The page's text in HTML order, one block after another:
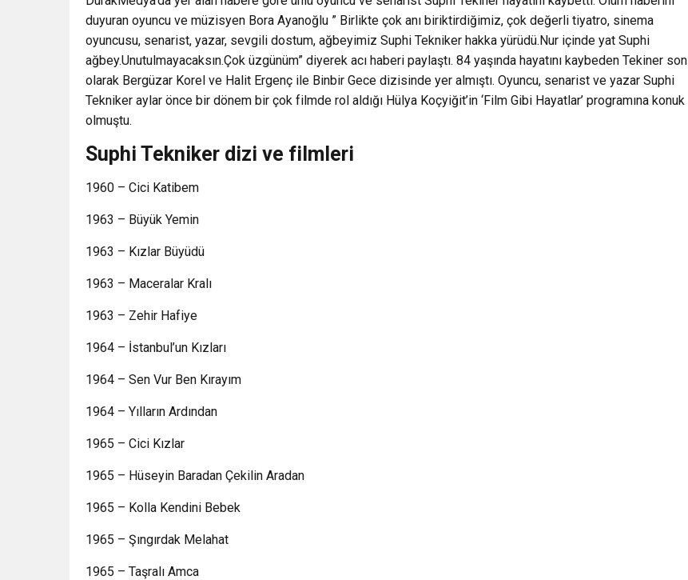
duyuran oyuncu ve müzisyen Bora Ayanoğlu ” Birlikte çok anı biriktirdiğimiz, çok değerli tiyatro, sinema
oyuncusu, senarist, yazar, sevgili dostum, ağbeyimiz Suphi Tekniker hakka yürüdü.Nur içinde yat Suphi
ağbey.Unutulmayacaksın.Çok üzgünüm” diyerek acı haberi paylaştı. 84 yaşında hayatını kaybeden Tekiner son
olarak Bergüzar Korel ve Halit Ergenç ile Binbir Gece dizisinde yer almıştı. Oyuncu, senarist ve yazar Suphi
Tekniker aylar önce bir dönem bir çok filmde rol aldığı Hülya Koçyiğit’in ‘Film Gibi Hayatlar’ programına konuk
olmuştu.
Suphi Tekniker dizi ve filmleri
1960 – Cici Katibem
1963 – Büyük Yemin
1963 – Kızlar Büyüdü
1963 – Maceralar Kralı
1963 – Zehir Hafiye
1964 – İstanbul’un Kızları
1964 – Sen Vur Ben Kırayım
1964 – Yılların Ardından
1965 – Cici Kızlar
1965 – Hüseyin Baradan Çekilin Aradan
1965 – Kolla Kendini Bebek
1965 – Şıngırdak Melahat
1965 – Taşralı Amca